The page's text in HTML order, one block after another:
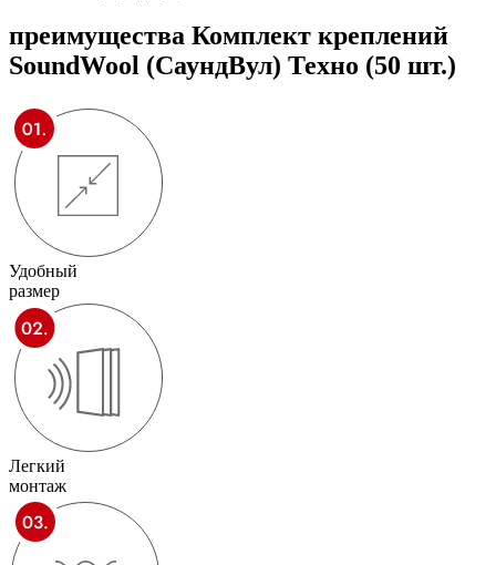
преимущества Комплект креплений
SoundWool (СаундВул) Техно (50 шт.)
Удобный
размер
Легкий
монтаж